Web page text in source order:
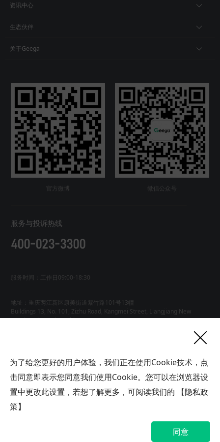
资讯中心
生态伙伴
关于Geega
官方微博 微信公众号
服务与投诉热线
400-023-3300
服务时间：工作日09:00-18:30
地址：重庆两江新区康美街道紫竹路101号13幢
Buildings 13, No. 101, Zizhu Road, Kangmei Street, Liangjiang New
网站地图 工业AI智能体
版权所有广域铭岛数字科技有限公司 GYMD Digital Technology
Co.,
帮助中心
我们
为了给您更好的用户体验，我们正在使用Cookie技术，点
击同意即表示您同意我们使用Cookie。您可以在浏览器设
置中更改此设置，若想了解更多，可阅读我们的
【隐私政
策】
同意